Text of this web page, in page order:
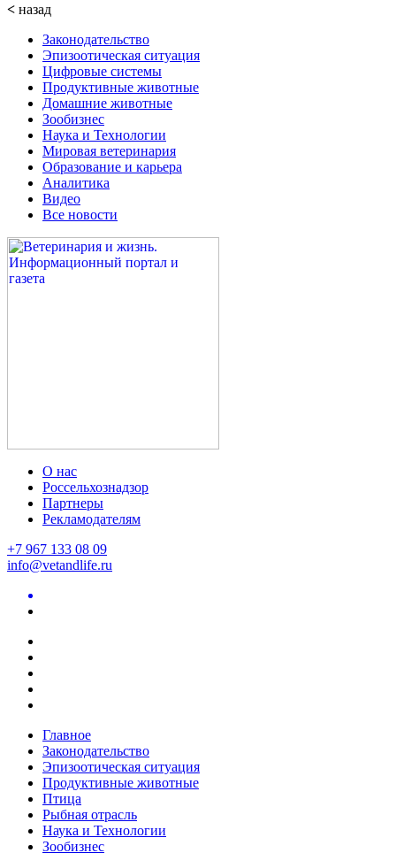
< назад
Законодательство
Эпизоотическая ситуация
Цифровые системы
Продуктивные животные
Домашние животные
Зообизнес
Наука и Технологии
Мировая ветеринария
Образование и карьера
Аналитика
Видео
Все новости
О нас
Россельхознадзор
Партнеры
Рекламодателям
+7 967 133 08 09
info@vetandlife.ru
Главное
Законодательство
Эпизоотическая ситуация
Продуктивные животные
Птица
Рыбная отрасль
Наука и Технологии
Зообизнес